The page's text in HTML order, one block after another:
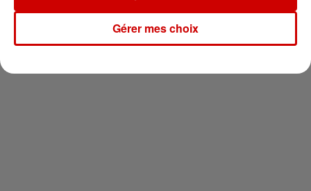
Newsletter
Gérer mes choix